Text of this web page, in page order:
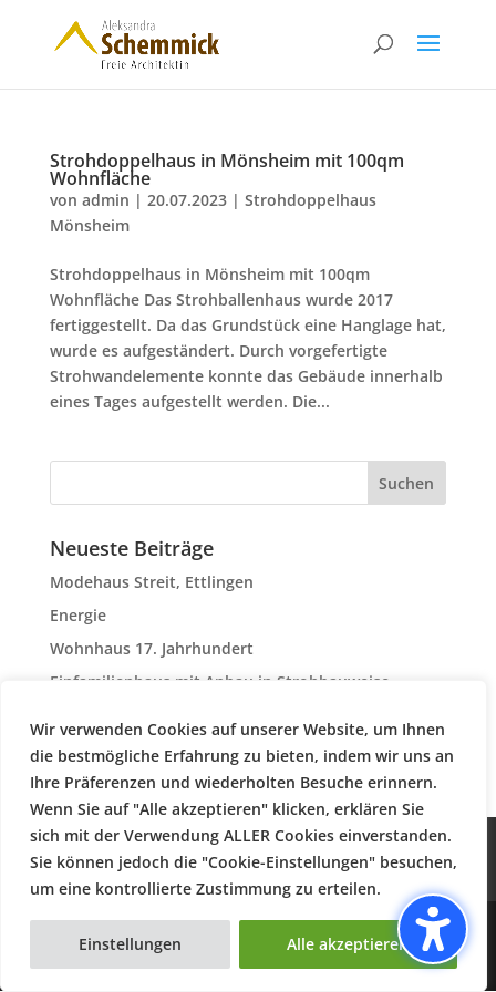
Wir verwenden Cookies auf unserer Website, um Ihnen
die bestmögliche Erfahrung zu bieten, indem wir uns an
Ihre Präferenzen und wiederholten Besuche erinnern.
Wenn Sie auf "Alle akzeptieren" klicken, erklären Sie
sich mit der Verwendung ALLER Cookies einverstanden.
Sie können jedoch die "Cookie-Einstellungen" besuchen,
um eine kontrollierte Zustimmung zu erteilen.
Einstellungen Alle akzeptieren
Strohdoppelhaus in Mönsheim mit 100qm
Wohnfläche
von admin | 20.07.2023| Strohdoppelhaus
Mönsheim
Strohdoppelhaus in Mönsheim mit 100qm
Wohnfläche Das Strohballenhaus wurde 2017
fertiggestellt. Da das Grundstück eine Hanglage hat,
wurde es aufgeständert. Durch vorgefertigte
Strohwandelemente konnte das Gebäude innerhalb
eines Tages aufgestellt werden. Die...
Neueste Beiträge
Modehaus Streit, Ettlingen
Energie
Wohnhaus 17. Jahrhundert
Einfamilienhaus mit Anbau in Strohbauweise
Wohnfläche
Über mich Kontakt
Impressum
Datenschutzerklärung
© 2015 -2026. Aleksandra Schemmick. Alle Rechte
vorbehalten.